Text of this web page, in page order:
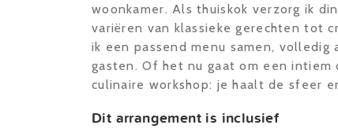
woonkamer. Als thuiskok verzorg ik
variëren van klassieke gerechten tot
ik een passend menu samen,
gasten. Of het nu gaat om een
culinaire workshop: je haalt de sfeer
Dit arrangement is inclusief